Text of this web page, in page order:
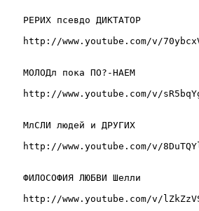
    РЕРИХ псевдо ДИКТАТОР
http://www.youtube.com/v/
    МОЛОДл пока ПО?-НАЕМ
http://www.youtube.com/v/
    МлСЛИ людей и ДРУГИХ
http://www.youtube.com/v/
    ФИЛОСОФИЯ ЛЮБВИ Шелли
http://www.youtube.com/v/